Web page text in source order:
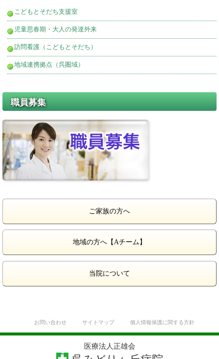
こどもとそだち支援室
児童思春期・大人の発達外来
訪問看護（こどもとそだち）
地域連携拠点（呉圏域）
職員募集
ご家族の方へ
地域の方へ【Aチーム】
当院について
お問い合わせ サイトマップ 個人情報保護に関する方針
医療法人正雄会